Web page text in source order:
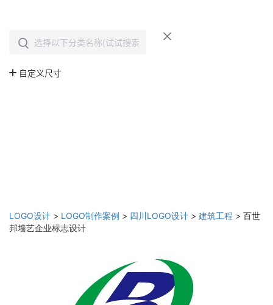
LOGO设计 > LOGO制作案例 > 四川LOGO设计 > 建筑工程 > 百世
邦墙艺企业标志设计